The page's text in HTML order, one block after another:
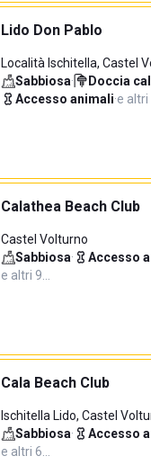
Lido Don Pablo
Località Ischitella, Castel
Sabbiosa· Doccia
Accesso animali·e altri
Calathea Beach Club
Castel Volturno
Sabbiosa· Accesso
e altri 9…
Cala Beach Club
Ischitella Lido, Castel
Sabbiosa· Accesso
e altri 6…